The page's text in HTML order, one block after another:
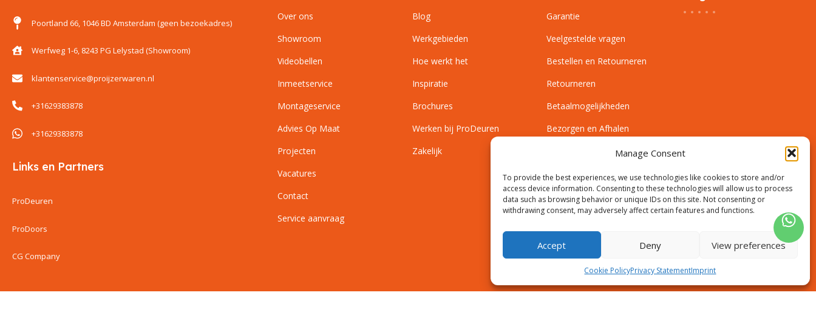
Manage Consent
To provide the best experiences, we use technologies like cookies to store and/or
access device information. Consenting to these technologies will allow us to process
data such as browsing behavior or unique IDs on this site. Not consenting or
withdrawing consent, may adversely affect certain features and functions.
Accept Deny View preferences
Cookie PolicyPrivacy StatementImprint
Poortland 66, 1046 BD Amsterdam (geen bezoekadres)
Werfweg 1-6, 8243 PG Lelystad (Showroom)
klantenservice@proijzerwaren.nl
+31629383878
+31629383878
Links en Partners
ProDeuren
ProDoors
CG Company
Over ons
Showroom
Videobellen
Inmeetservice
Montageservice
Advies Op Maat
Projecten
Vacatures
Contact
Service aanvraag
Blog
Werkgebieden
Hoe werkt het
Inspiratie
Brochures
Werken bij ProDeuren
Zakelijk
Garantie
Veelgestelde vragen
Bestellen en Retourneren
Retourneren
Betaalmogelijkheden
Bezorgen en Afhalen
Leveringsvoorwaarden
Montagevoorwaarden
Inmeetservice Voorwaarden